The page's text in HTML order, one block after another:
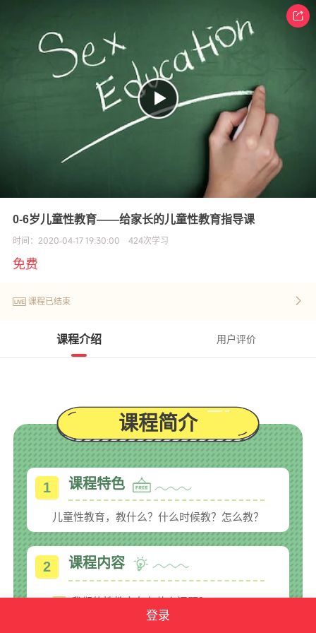
0-6岁儿童性教育——给家长的儿童性教育指导课
时间： 2020-04-17 19:30:00 424次学习
免费
课程已结束
课程介绍 用户评价
课程简介
1 课程特色
儿童性教育，教什么？什么时候教？怎么教？
2 课程内容
我们的性教育存在什么问题？
登录